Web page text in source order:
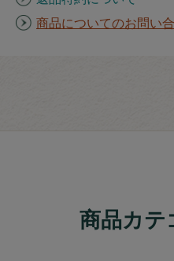
商品についてのお問い
商品カテ